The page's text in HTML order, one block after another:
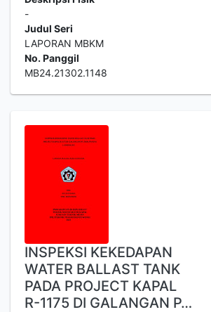
-
Judul Seri
LAPORAN MBKM
No. Panggil
MB24.21302.1148
INSPEKSI KEKEDAPAN
WATER BALLAST TANK
PADA PROJECT KAPAL
R-1175 DI GALANGAN P…